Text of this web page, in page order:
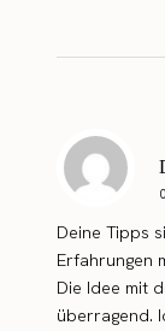
Deine Tipps
Erfahrungen
Die Idee mit
überragend.